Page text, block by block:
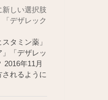
新しい選択肢
「デザレック
タミン薬」
「デザレッ
2016年11月
れるように